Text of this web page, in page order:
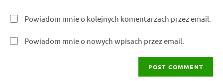
Powiadom mnie o kolejnych komentarzach przez email.
Powiadom mnie o nowych wpisach przez email.